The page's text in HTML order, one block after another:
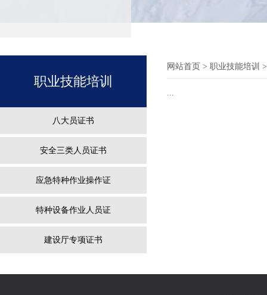
职业技能培训
八大员证书
安全三类人员证书
应急特种作业操作证
特种设备作业人员证
建设厅专项证书
网站首页 > 职业技能培训
...